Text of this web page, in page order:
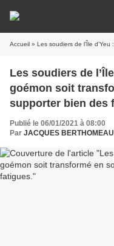
Accueil » Les soudiers de l’Île d’Yeu : Avant que
Les soudiers de
goémon soit
supporter bien des
Publié le 06/01/2021 à 08:00
Par JACQUES BERTHOMEAU